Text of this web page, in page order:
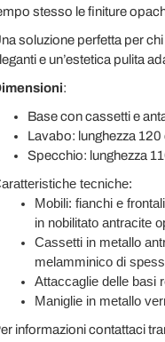
stesso le finiture
soluzione perfetta per
e un’estetica pulita
:
Base con cassetti e
Lavabo: lunghezza
Specchio: lunghezza
tecniche:
Mobili: fianchi e
in nobilitato antracite
Cassetti in metallo
melamminico di
Attaccaglie delle basi
Maniglie in metallo
informazioni contattaci